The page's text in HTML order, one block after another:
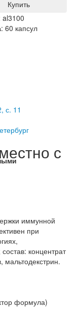
Купить
al3100
: 60 капсул
с. 11
с